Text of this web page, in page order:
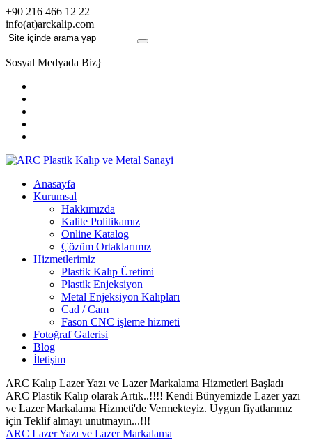
+90 216 466 12 22
info(at)arckalip.com
Sosyal Medyada Biz}
Anasayfa
Kurumsal
Hakkımızda
Kalite Politikamız
Online Katalog
Çözüm Ortaklarımız
Hizmetlerimiz
Plastik Kalıp Üretimi
Plastik Enjeksiyon
Metal Enjeksiyon Kalıpları
Cad / Cam
Fason CNC işleme hizmeti
Fotoğraf Galerisi
Blog
İletişim
ARC Kalıp Lazer Yazı ve Lazer Markalama Hizmetleri Başladı
ARC Plastik Kalıp olarak Artık..!!!! Kendi Bünyemizde Lazer yazı
ve Lazer Markalama Hizmeti'de Vermekteyiz. Uygun fiyatlarımız
için Teklif almayı unutmayın...!!!
ARC Lazer Yazı ve Lazer Markalama